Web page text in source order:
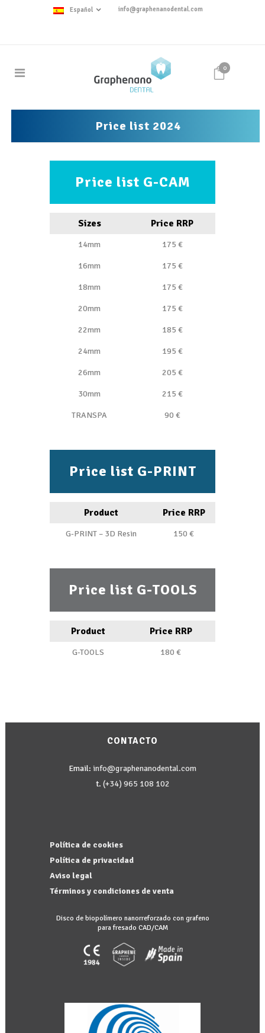
Español info@graphenanodental.com
0
Price list 2024
Price list G-CAM
Sizes Price RRP
14mm 175 €
16mm 175 €
18mm 175 €
20mm 175 €
22mm 185 €
24mm 195 €
26mm 205 €
30mm 215 €
TRANSPA 90 €
Price list G-PRINT
Product Price RRP
G-PRINT – 3D Resin 150 €
Price list G-TOOLS
Product Price RRP
G-TOOLS 180 €
CONTACTO
Email: info@graphenanodental.com
t. (+34) 965 108 102
Política de cookies
Política de privacidad
Aviso legal
Términos y condiciones de venta
Disco de biopolímero nanorreforzado con grafeno
para fresado CAD/CAM